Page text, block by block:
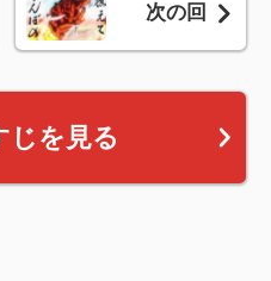
次の回
じを見る